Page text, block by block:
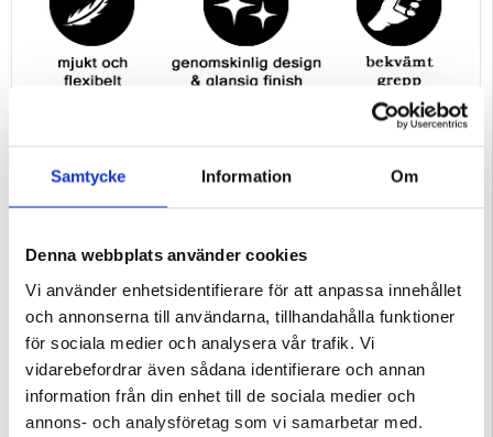
Samtycke Information Om
Denna webbplats använder cookies
Vi använder enhetsidentifierare för att anpassa innehållet
och annonserna till användarna, tillhandahålla funktioner
för sociala medier och analysera vår trafik. Vi
vidarebefordrar även sådana identifierare och annan
information från din enhet till de sociala medier och
annons- och analysföretag som vi samarbetar med.
PASSAR TILL: SAMSUNG GALAXY S26 ULTRA
Relaterade kategorier:Mobiltillbehör,Färdigdesignade Skal och Fodral,Designa